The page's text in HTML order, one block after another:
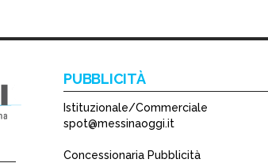
PUBBLICITÀ
Istituzionale/Commerciale
spot@messinaoggi.it
Concessionaria Pubblicità